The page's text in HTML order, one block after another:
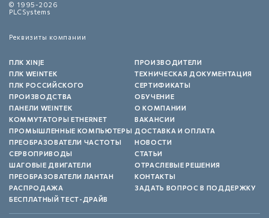
© 1995-2026
PLCSystems
Реквизиты компании
ПЛК XINJE
ПЛК WEINTEK
ПЛК РОССИЙСКОГО
ПРОИЗВОДСТВА
ПАНЕЛИ WEINTEK
КОММУТАТОРЫ ETHERNET
ПРОМЫШЛЕННЫЕ КОМПЬЮТЕРЫ
ПРЕОБРАЗОВАТЕЛИ ЧАСТОТЫ
СЕРВОПРИВОДЫ
ШАГОВЫЕ ДВИГАТЕЛИ
ПРЕОБРАЗОВАТЕЛИ ЛАНТАН
РАСПРОДАЖА
БЕСПЛАТНЫЙ ТЕСТ-ДРАЙВ
ПРОИЗВОДИТЕЛИ
ТЕХНИЧЕСКАЯ ДОКУМЕНТАЦИЯ
СЕРТИФИКАТЫ
ОБУЧЕНИЕ
О КОМПАНИИ
ВАКАНСИИ
ДОСТАВКА И ОПЛАТА
НОВОСТИ
СТАТЬИ
ОТРАСЛЕВЫЕ РЕШЕНИЯ
КОНТАКТЫ
ЗАДАТЬ ВОПРОС В ПОДДЕРЖКУ